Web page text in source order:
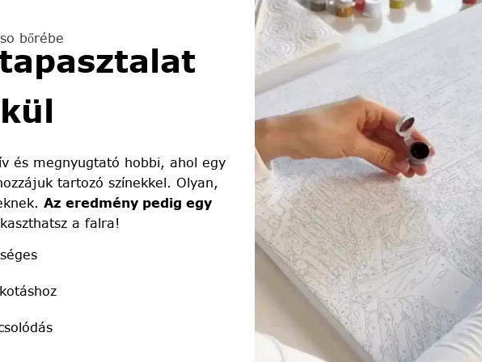
bőrébe
és megnyugtató hobbi, ahol egy
tartozó színekkel. Olyan,
Az eredmény pedig egy
a falra!